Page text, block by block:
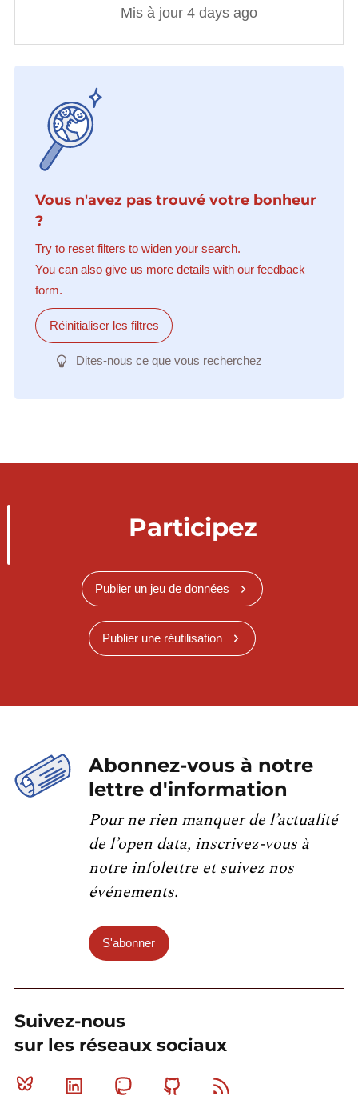
Mis à jour 4 days ago
Vous n'avez pas trouvé votre bonheur
?
Try to reset filters to widen your search.
You can also give us more details with our feedback
form.
Réinitialiser les filtres
Dites-nous ce que vous recherchez
Participez
Publier un jeu de données
Publier une réutilisation
Abonnez-vous à notre
lettre d'information
Pour ne rien manquer de l’actualité
de l’open data, inscrivez-vous à
notre infolettre et suivez nos
événements.
S'abonner
Suivez-nous
sur les réseaux sociaux
Bluesky Linkedin MastodonGithub